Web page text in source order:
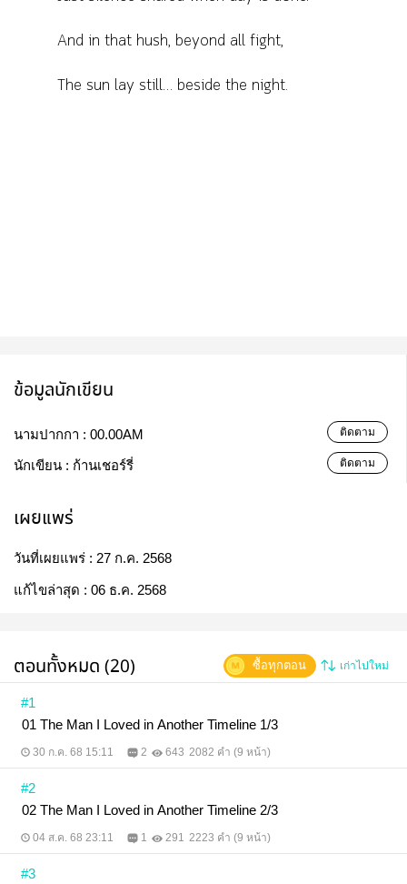
And in that hush, beyond all fight,
The sun lay still… beside the night.
ข้อมูลนักเขียน
นามปากกา : 00.00AM ติดตาม
นักเขียน : ก้านเชอร์รี่ ติดตาม
เผยแพร่
วันที่เผยแพร่ : 27 ก.ค. 2568
แก้ไขล่าสุด : 06 ธ.ค. 2568
ตอนทั้งหมด (20) เก่าไปใหม่
ซื้อทุกตอน
#1
01 The Man I Loved in Another Timeline 1/3
30 ก.ค. 68 15:11 2 643 2082 คำ (9 หน้า)
#2
02 The Man I Loved in Another Timeline 2/3
04 ส.ค. 68 23:11 1 291 2223 คำ (9 หน้า)
#3